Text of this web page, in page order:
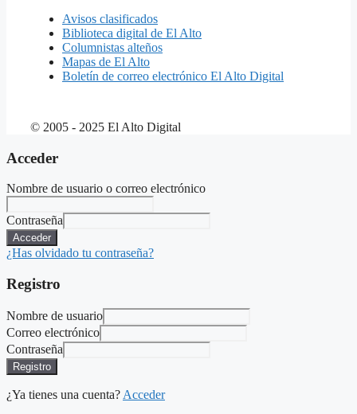
Avisos clasificados
Biblioteca digital de El Alto
Columnistas alteños
Mapas de El Alto
Boletín de correo electrónico El Alto Digital
© 2005 - 2025 El Alto Digital
Acceder
Nombre de usuario o correo electrónico
Contraseña
Acceder
¿Has olvidado tu contraseña?
Registro
Nombre de usuario
Correo electrónico
Contraseña
Registro
¿Ya tienes una cuenta? Acceder